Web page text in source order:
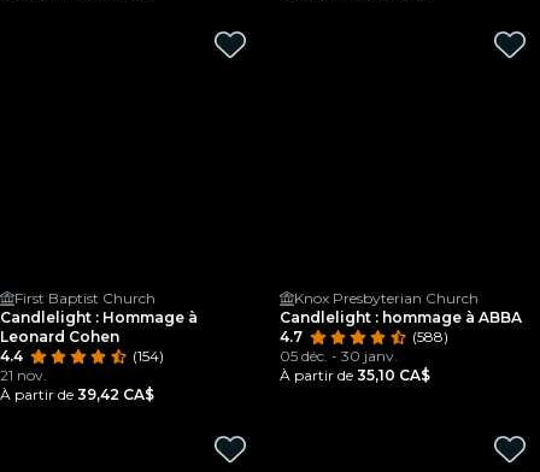
First Baptist Church
Candlelight : Hommage à
Leonard Cohen
4.4
(154)
21 nov.
À partir de 39,42 CA$
Knox Presbyterian Church
Candlelight : hommage à ABBA
4.7
(588)
05 déc. - 30 janv.
À partir de 35,10 CA$